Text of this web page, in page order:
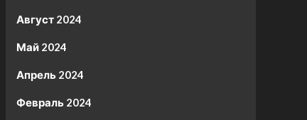
Август 2024
Май 2024
Апрель 2024
Февраль 2024